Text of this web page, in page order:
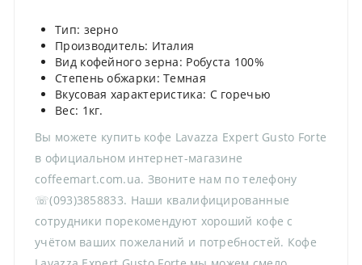
Тип: зерно
Производитель: Италия
Вид кофейного зерна: Робуста 100%
Степень обжарки: Темная
Вкусовая характеристика: С горечью
Вес: 1кг.
Вы можете купить кофе Lavazza Expert Gusto Forte
в официальном интернет-магазине
coffeemart.com.ua. Звоните нам по телефону
☏(093)3858833. Наши квалифицированные
сотрудники порекомендуют хороший кофе с
учётом ваших пожеланий и потребностей. Кофе